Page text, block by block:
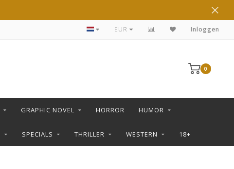
DE LEUKSTE STRIPS KOOP JE IN DE L SHOP
EUR Inloggen
0
GRAPHIC NOVEL HORROR HUMOR
SPECIALS THRILLER WESTERN 18+